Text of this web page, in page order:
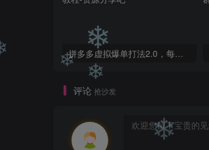
拼多多虚拟爆单打法2.0，每天10分钟，月产5000+，从0到1赚收益教程
评论 抢沙发
❄
❄